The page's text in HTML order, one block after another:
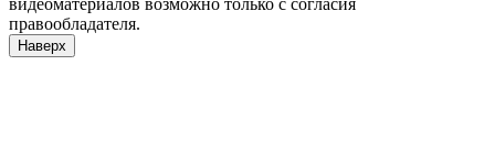
видеоматериалов возможно только с согласия
правообладателя.
Наверх